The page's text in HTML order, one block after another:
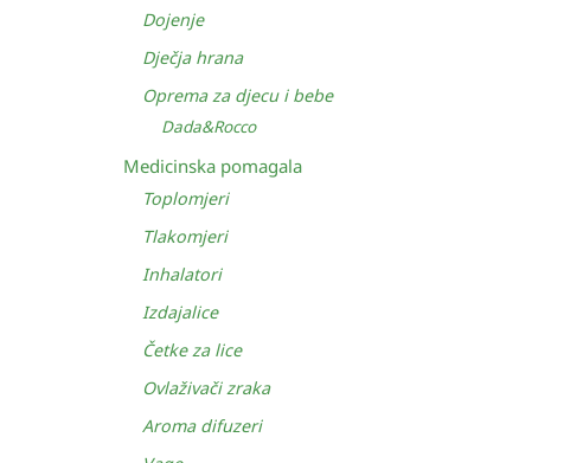
Dojenje
Dječja hrana
Oprema za djecu i bebe
Dada&Rocco
Medicinska pomagala
Toplomjeri
Tlakomjeri
Inhalatori
Izdajalice
Četke za lice
Ovlaživači zraka
Aroma difuzeri